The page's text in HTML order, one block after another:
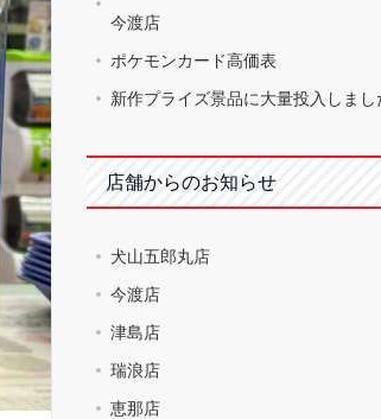
今渡店
ポケモンカード高価表
新作プライズ景品に大量投入しまし
店舗からのお知らせ
犬山五郎丸店
今渡店
津島店
瑞浪店
恵那店